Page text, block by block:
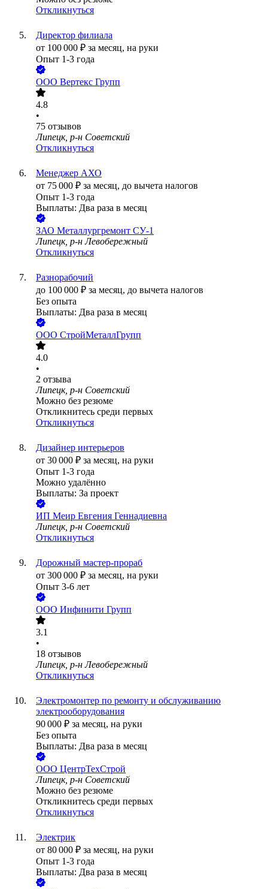
Откликнуться
Директор филиала
от 100 000 ₽ за месяц, на руки
Опыт 1-3 года
ООО Вертекс Групп
4.8
•
75 отзывов
Липецк, р-н Советский
Откликнуться
Менеджер АХО
от 75 000 ₽ за месяц, до вычета налогов
Опыт 1-3 года
Выплаты: Два раза в месяц
ЗАО Металлургремонт СУ-1
Липецк, р-н Левобережный
Откликнуться
Разнорабочий
до 100 000 ₽ за месяц, до вычета налогов
Без опыта
Выплаты: Два раза в месяц
ООО СтройМеталлГрупп
4.0
•
2 отзыва
Липецк, р-н Советский
Можно без резюме
Откликнитесь среди первых
Откликнуться
Дизайнер интерьеров
от 30 000 ₽ за месяц, на руки
Опыт 1-3 года
Можно удалённо
Выплаты: За проект
ИП Меир Евгения Геннадиевна
Липецк, р-н Советский
Откликнуться
Дорожный мастер-прораб
от 300 000 ₽ за месяц, на руки
Опыт 3-6 лет
ООО Инфинити Групп
3.1
•
18 отзывов
Липецк, р-н Левобережный
Откликнуться
Электромонтер по ремонту и обслуживанию
электрооборудования
90 000 ₽ за месяц, на руки
Без опыта
Выплаты: Два раза в месяц
ООО ЦентрТехСтрой
Липецк, р-н Советский
Можно без резюме
Откликнитесь среди первых
Откликнуться
Электрик
от 80 000 ₽ за месяц, на руки
Опыт 1-3 года
Выплаты: Два раза в месяц